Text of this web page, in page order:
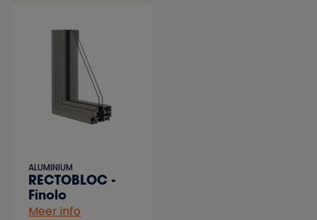
ALUMINIUM
RECTOBLOC -
Finolo
Meer info